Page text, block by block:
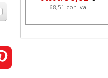
68,51 con Iva